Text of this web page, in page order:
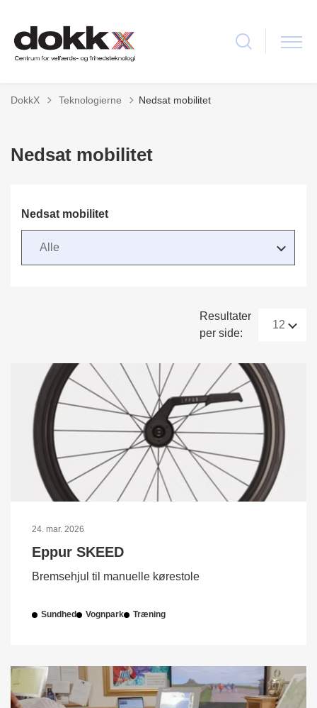
DokkX Tilbage til
Teknologierne Nedsat mobilitet
Nedsat mobilitet
Nedsat mobilitet
Resultater
per side:
24. mar. 2026
Eppur SKEED
Bremsehjul til manuelle kørestole
Sundhed Vognpark Træning